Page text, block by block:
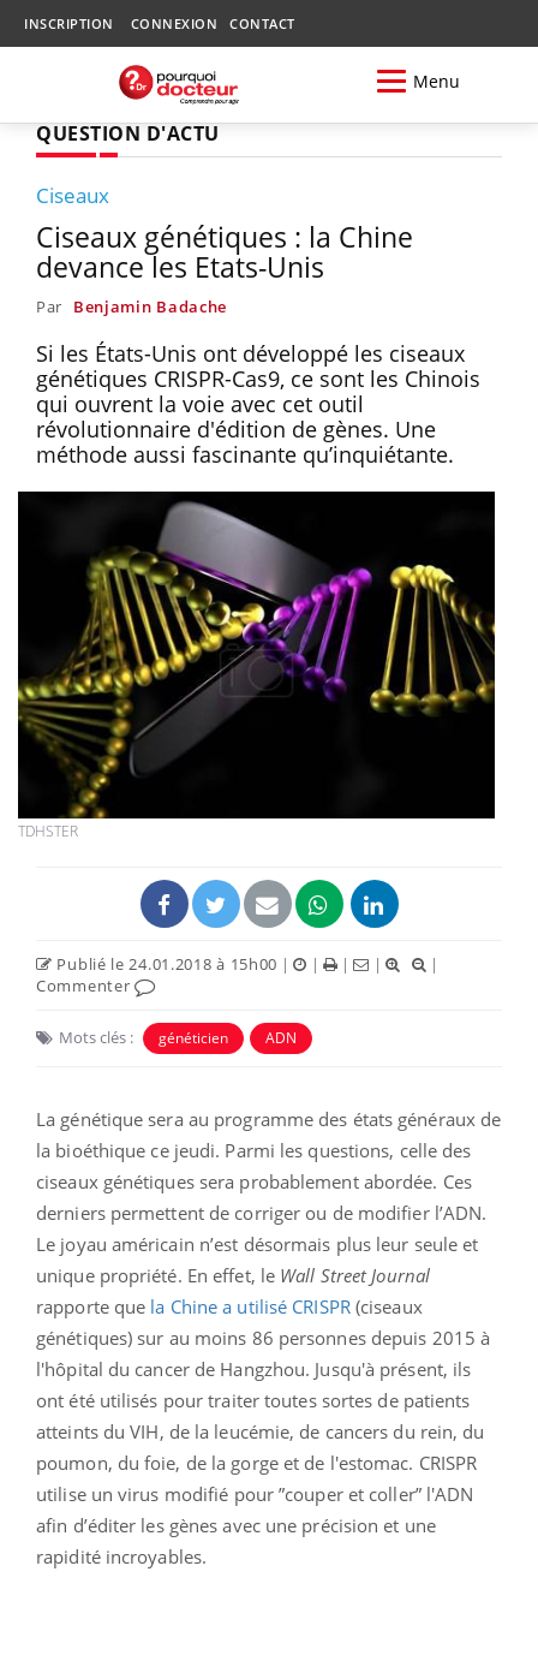
INSCRIPTION CONNEXION CONTACT
Menu
QUESTION D'ACTU
Ciseaux
Ciseaux génétiques : la Chine
devance les Etats-Unis
Par Benjamin Badache
Si les États-Unis ont développé les ciseaux
génétiques CRISPR-Cas9, ce sont les Chinois
qui ouvrent la voie avec cet outil
révolutionnaire d'édition de gènes. Une
méthode aussi fascinante qu’inquiétante.
TDHSTER
Publié le 24.01.2018 à 15h00 | | | |
|
Commenter
Mots clés : généticien ADN
La génétique sera au programme des états généraux de
la bioéthique ce jeudi. Parmi les questions, celle des
ciseaux génétiques sera probablement abordée. Ces
derniers permettent de corriger ou de modifier l’ADN.
Le joyau américain n’est désormais plus leur seule et
unique propriété. En effet, le Wall Street Journal
rapporte que la Chine a utilisé CRISPR(ciseaux
génétiques) sur au moins 86 personnes depuis 2015 à
l'hôpital du cancer de Hangzhou. Jusqu'à présent, ils
ont été utilisés pour traiter toutes sortes de patients
atteints du VIH, de la leucémie, de cancers du rein, du
poumon, du foie, de la gorge et de l'estomac. CRISPR
utilise un virus modifié pour ”couper et coller” l'ADN
afin d’éditer les gènes avec une précision et une
rapidité incroyables.